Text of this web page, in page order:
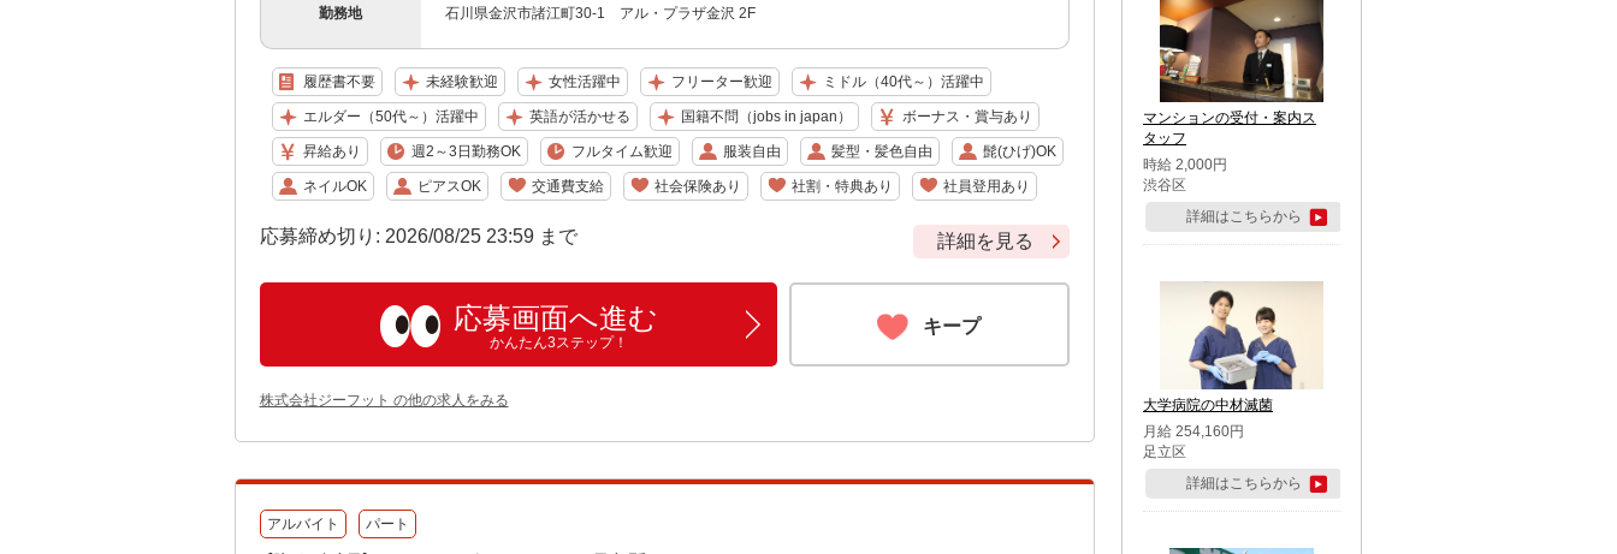
勤務地 石川県金沢市諸江町30-1 アル・プラザ金沢 2F
履歴書不要 未経験歓迎 女性活躍中 フリーター歓迎 ミドル（40代～）活躍中
エルダー（50代～）活躍中 英語が活かせる 国籍不問（jobs in japan） ボーナス・賞与あり
昇給あり 週2～3日勤務OK フルタイム歓迎 服装自由 髪型・髪色自由 髭(ひげ)OK
ネイルOK ピアスOK 交通費支給 社会保険あり 社割・特典あり 社員登用あり
応募締め切り: 2026/08/25 23:59 まで 詳細を見る
応募画面へ進む
かんたん3ステップ！
キープ
株式会社ジーフット の他の求人をみる
アルバイト パート
マンションの受付・案内ス
タッフ
時給 2,000円
渋谷区
詳細はこちらから
大学病院の中材滅菌
月給 254,160円
足立区
詳細はこちらから